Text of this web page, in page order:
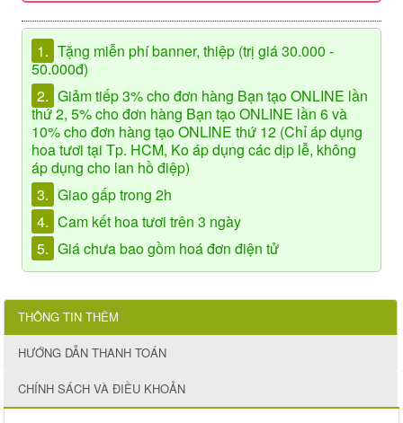
1. Tặng miễn phí banner, thiệp (trị giá 30.000 -
50.000đ)
2. Giảm tiếp 3% cho đơn hàng Bạn tạo ONLINE lần
thứ 2, 5% cho đơn hàng Bạn tạo ONLINE lần 6 và
10% cho đơn hàng tạo ONLINE thứ 12 (Chỉ áp dụng
hoa tươi tại Tp. HCM, Ko áp dụng các dịp lễ, không
áp dụng cho lan hồ điệp)
3. Giao gấp trong 2h
4. Cam kết hoa tươi trên 3 ngày
5. Giá chưa bao gồm hoá đơn điện tử
THÔNG TIN THÊM
HƯỚNG DẪN THANH TOÁN
CHÍNH SÁCH VÀ ĐIỀU KHOẢN